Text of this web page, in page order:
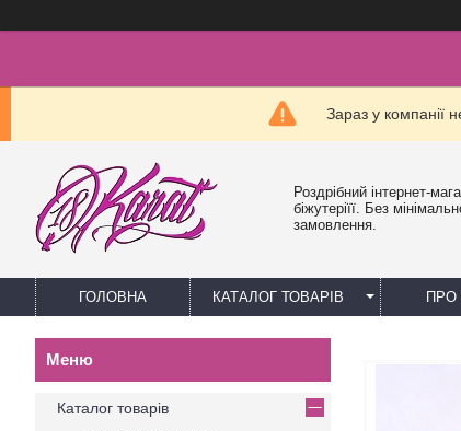
Зараз у компанії
Роздрібний інтернет-
біжутеріїї. Без
замовлення.
ГОЛОВНА КАТАЛОГ ТОВАРІВ ПРО
Каталог товарів